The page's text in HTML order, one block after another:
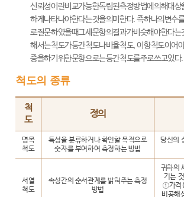
신뢰성이란비교가능한독립된측정방법에의해대상
하게나타나야한다는것을의미한다. 즉하나의변수
로질문하였을때그세문항의결과가비슷해야한다
해서는척도가등간척도나비율척도, 이항척도이어
증을하기위한문항으로는등간척도를주로쓰고있다.
척도의 종류
척
도
정의
명목
척도
특성을 분류하거나 확인할 목적으로
숫자를 부여하여 측정하는 방법
당신의
서열
척도
속성간의 순서관계를 밝혀주는 측정
방법
귀하의
기는
①가격
비공해